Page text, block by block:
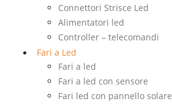
Connettori Strisce Led
Alimentatori led
Controller – telecomandi
Fari a Led
Fari a led
Fari a led con sensore
Fari led con pannello solare